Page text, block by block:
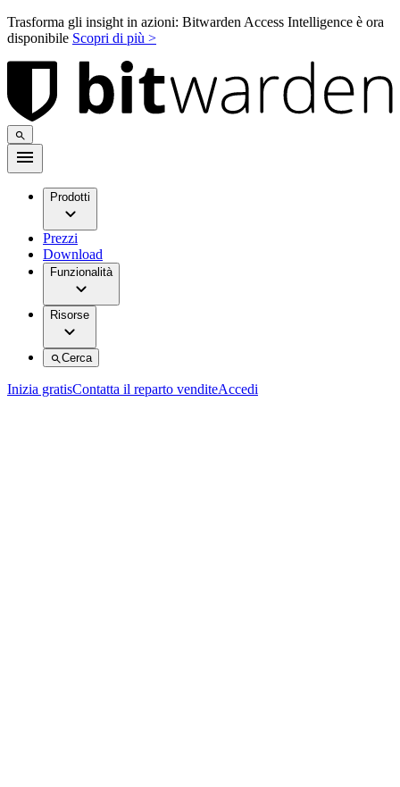
Trasforma gli insight in azioni: Bitwarden Access Intelligence è ora
disponibile Scopri di più >
Prodotti
Prezzi
Download
Funzionalità
Risorse
Cerca
Inizia gratisContatta il reparto venditeAccedi